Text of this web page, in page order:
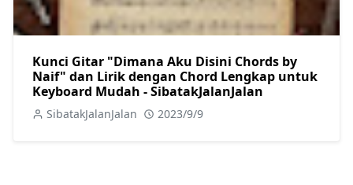
Kunci Gitar "Dimana Aku Disini Chords by
Naif" dan Lirik dengan Chord Lengkap untuk
Keyboard Mudah - SibatakJalanJalan
SibatakJalanJalan 2023/9/9